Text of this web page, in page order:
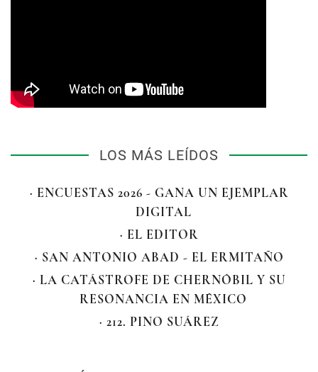
LOS MÁS LEÍDOS
· ENCUESTAS 2026 - GANA UN EJEMPLAR
DIGITAL
· EL EDITOR
· SAN ANTONIO ABAD - EL ERMITAÑO
· LA CATÁSTROFE DE CHERNÓBIL Y SU
RESONANCIA EN MÉXICO
· 212. PINO SUÁREZ